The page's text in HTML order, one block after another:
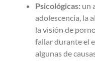
Psicológicas: un
adolescencia, la
la visión de
fallar durante el
algunas de